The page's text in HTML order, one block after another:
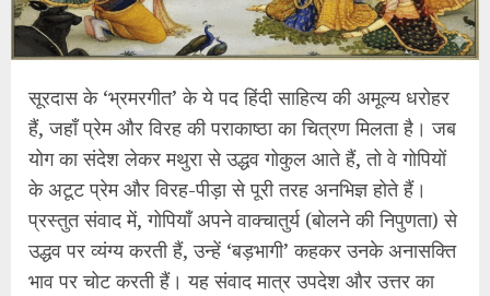
सूरदास के ‘भ्रमरगीत’ के ये पद हिंदी साहित्य की अमूल्य धरोहर
हैं, जहाँ प्रेम और विरह की पराकाष्ठा का चित्रण मिलता है। जब
योग का संदेश लेकर मथुरा से उद्धव गोकुल आते हैं, तो वे गोपियों
के अटूट प्रेम और विरह-पीड़ा से पूरी तरह अनभिज्ञ होते हैं।
प्रस्तुत संवाद में, गोपियाँ अपने वाक्चातुर्य (बोलने की निपुणता) से
उद्धव पर व्यंग्य करती हैं, उन्हें ‘बड़भागी’ कहकर उनके अनासक्ति
भाव पर चोट करती हैं। यह संवाद मात्र उपदेश और उत्तर का